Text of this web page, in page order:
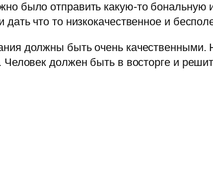
было отправить какую-то
что то низкокачественное и
должны быть очень качественными.
Человек должен быть в восторге и